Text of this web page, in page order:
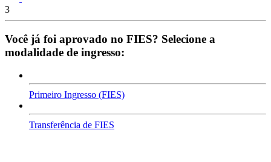
3
Você já foi aprovado no FIES? Selecione a
modalidade de ingresso:
Primeiro Ingresso (FIES)
Transferência de FIES